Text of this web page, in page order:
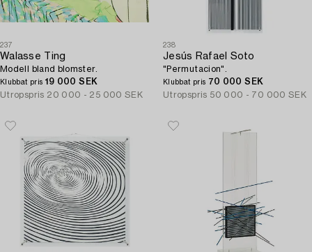
237
Walasse Ting
Modell bland blomster.
Klubbat pris 19 000 SEK
Utropspris 20 000 - 25 000 SEK
238
Jesús Rafael Soto
"Permutacion".
Klubbat pris 70 000 SEK
Utropspris 50 000 - 70 000 SEK